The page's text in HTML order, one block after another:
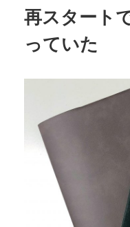
再スタート
っていた